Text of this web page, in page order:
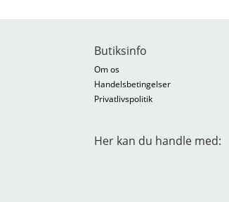
Butiksinfo
Om os
Handelsbetingelser
Privatlivspolitik
Her kan du handle med: